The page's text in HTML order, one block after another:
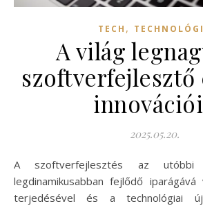
TECH ,
A világ
szoftverfejlesztő
2025.05.20.
A szoftverfejlesztés az utóbbi évtizedek egyik
legdinamikusabban fejlődő
terjedésével és a technológiai